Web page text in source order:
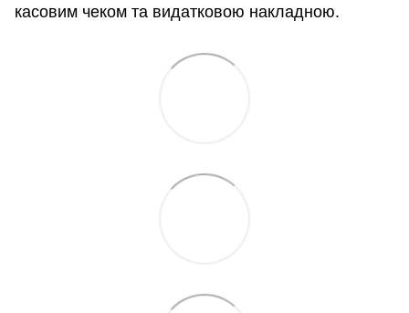
касовим чеком та видатковою накладною.